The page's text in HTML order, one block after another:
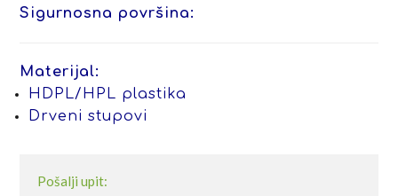
Sigurnosna površina:
Materijal:
HDPL/HPL plastika
Drveni stupovi
Pošalji upit: